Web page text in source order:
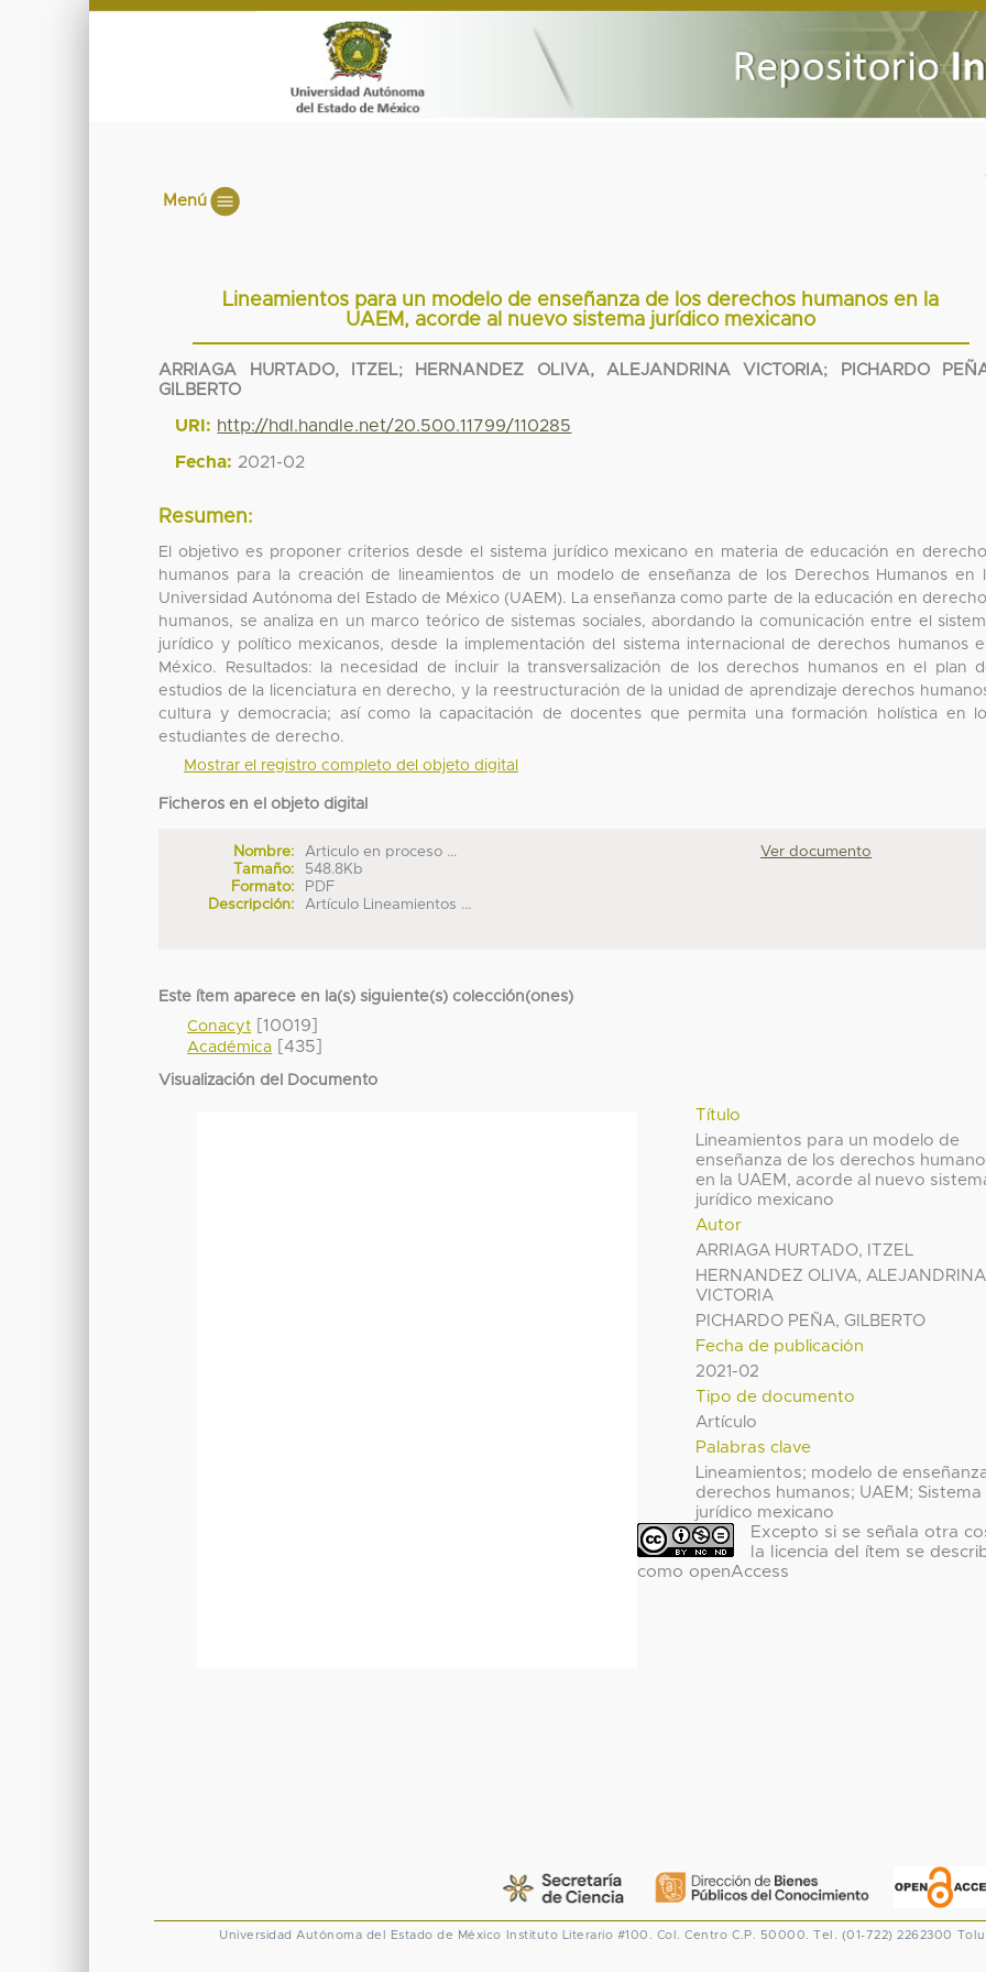
Menú
Lineamientos para un modelo de enseñanza de los derechos humanos en la
UAEM, acorde al nuevo sistema jurídico mexicano
ARRIAGA HURTADO, ITZEL; HERNANDEZ OLIVA, ALEJANDRINA VICTORIA;
PICHARDO
GILBERTO
URI: http://hdl.handle.net/20.500.11799/110285
Fecha: 2021-02
Resumen:
El objetivo es proponer criterios desde el sistema jurídico mexicano en materia de educación en
humanos para la creación de lineamientos de un modelo de enseñanza de los Derechos Humanos en
Universidad Autónoma del Estado de México (UAEM). La enseñanza como parte de la educación en
humanos, se analiza en un marco teórico de sistemas sociales, abordando la comunicación entre el
jurídico y político mexicanos, desde la implementación del sistema internacional de derechos humanos
México. Resultados: la necesidad de incluir la transversalización de los derechos humanos en el plan
estudios de la licenciatura en derecho, y la reestructuración de la unidad de aprendizaje derechos
cultura y democracia; así como la capacitación de docentes que permita una formación holística en
estudiantes de derecho.
Mostrar el registro completo del objeto digital
Ficheros en el objeto digital
Nombre:
Articulo en proceso ...
Tamaño:
548.8Kb
Formato:
PDF
Descripción:
Artículo Lineamientos ...
Ver documento
Este ítem aparece en la(s) siguiente(s) colección(ones)
Conacyt [10019]
Académica [435]
Visualización del Documento
Título
Lineamientos para un modelo de
enseñanza de los derechos
en la UAEM, acorde al nuevo
jurídico mexicano
Autor
ARRIAGA HURTADO, ITZEL
HERNANDEZ OLIVA, ALEJANDRINA
VICTORIA
PICHARDO PEÑA, GILBERTO
Fecha de publicación
2021-02
Tipo de documento
Artículo
Palabras clave
Lineamientos; modelo de
derechos humanos; UAEM; Sistema
jurídico mexicano
Excepto si se señala otra
la licencia del ítem se
como openAccess
Universidad Autónoma del Estado de México Instituto Literario #100. Col. Centro C.P. 50000. Tel. (01-722) 2262300